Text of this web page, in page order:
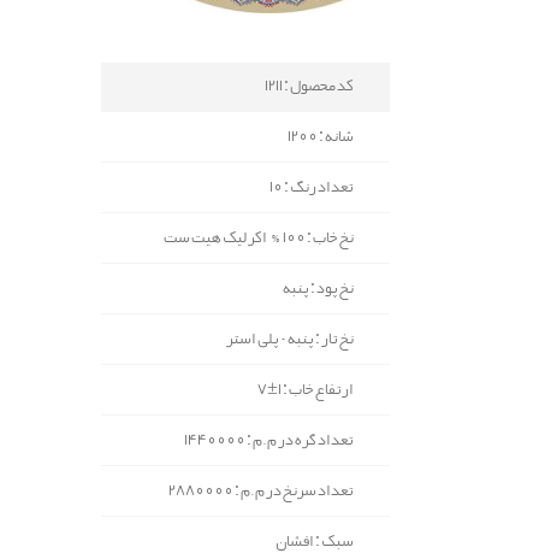
کد محصول : 1211
شانه : 1200
تعداد رنگ : 10
نخ خاب : 100% اکرلیک هیت ست
نخ پود : پنبه
نخ تار : پنبه - پلی استر
ارتفاع خاب : 1±7
تعداد گره در م.م : 1440000
تعداد سرنخ در م.م : 2880000
سبک : افشان